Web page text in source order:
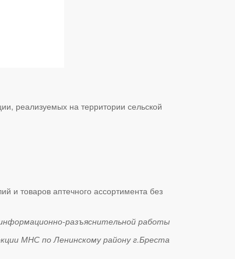
реализуемых на территории сельской
и товаров аптечного ассортимента без
разъяснительной работы
МНС по Ленинскому району г.Бреста